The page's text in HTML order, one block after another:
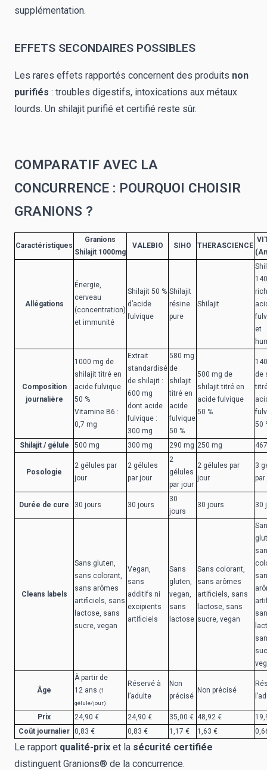
supplémentation.
EFFETS SECONDAIRES POSSIBLES
Les rares effets rapportés concernent des produits non
purifiés : troubles digestifs, intoxications aux métaux
lourds. Un shilajit purifié et certifié reste sûr.
COMPARATIF AVEC LA
CONCURRENCE : POURQUOI CHOISIR
GRANIONS ?
Caractéristiques
Granions
Shilajit 1000mg
VALEBIO SIHO THERASCIENCE
Allégations
Énergie,
cerveau
(concentration)
et immunité
Shilajit 50 %
d’acide
fulvique
Shilajit
résine
pure
Shilajit
et
Composition
journalière
1000 mg de
shilajit titré en
acide fulvique
50 %
Vitamine B6 :
0,7 mg
Extrait
standardisé
de shilajit :
600 mg
dont acide
fulvique :
300 mg
580 mg
de
shilajit
titré en
acide
fulvique
50 %
500 mg de
shilajit titré en
acide fulvique
50 %
de
50
Shilajit / gélule 500 mg 300 mg 290 mg 250 mg
Posologie
2 gélules par
jour
2 gélules
par jour
2
gélules
par jour
2 gélules par
jour
3
par
Durée de cure 30 jours 30 jours
30
jours
30 jours 30
Cleans labels
Sans gluten,
sans colorant,
sans arômes
artificiels, sans
lactose, sans
sucre, vegan
Vegan,
sans
additifs ni
excipients
artificiels
Sans
gluten,
vegan,
sans
lactose
Sans colorant,
sans arômes
artificiels, sans
lactose, sans
sucre, vegan
Âge
À partir de
12 ans (1
gélule/jour)
Réservé à
l’adulte
Non
précisé
Non précisé
Prix 24,90 € 24,90 € 35,00 € 48,92 €
Coût journalier 0,83 € 0,83 € 1,17 € 1,63 €
Le rapport qualité-prix et la sécurité certifiée
distinguent Granions® de la concurrence.